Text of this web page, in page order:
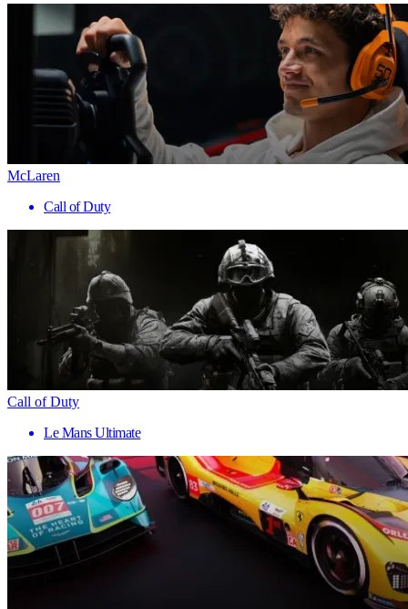
McLaren
Call of Duty
Call of Duty
Le Mans Ultimate